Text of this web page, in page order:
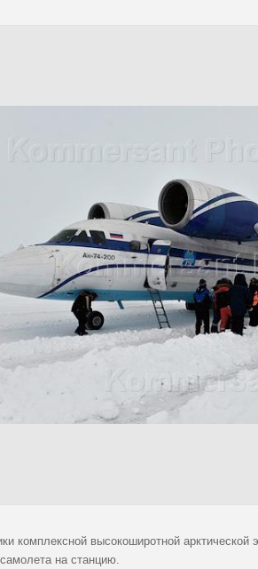
комплексной высокоширотной
на станцию.